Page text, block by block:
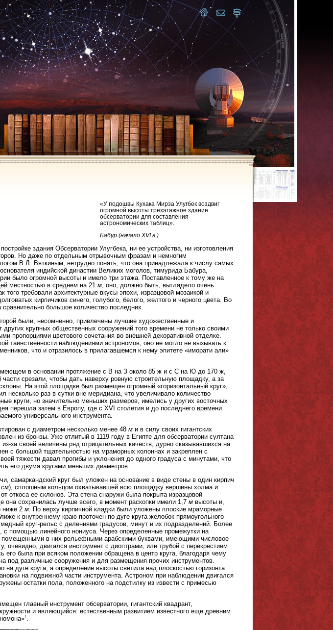
«У подошвы Кухака Мирза Улугбек воздвиг
огромной высоты трехэтажное здание
обсерватории для составления
астрономических таблиц».
Бабур (начало XVI в.).
здания Обсерватории Улугбека, ни ее устройства, ни изготовления
Но даже по отдельным отрывочным фразам и немногим
В.Л. Вяткиным, нетрудно понять, что она принадлежала к числу самых
индийской династии Великих моголов, тимурида Бабура,
было огромной высоты и имело три этажа. Поставленное к тому же на
местностью в среднем на 21 м, оно, должно быть, выглядело очень
требовали архитектурные вкусы эпохи, изразцовой мозаикой и
кирпичиков синего, голубого, белого, желтого и черного цвета. Во
большое количество последних.
были, несомненно, привлечены лучшие художественные и
крупных общественных сооружений того времени не только своими
пропорциями цветового сочетания во внешней декоративной отделке.
таинственности наблюдениями астрономов, оно не могло не вызывать к
что и отразилось в прилагавшемся к нему эпитете «иморати али»
в основании протяжение с В на З около 85 ж и с С на Ю до 170 ж,
срезали, чтобы дать наверху ровную строительную площадку, а за
На этой площадке был размещен огромный «горизонтальный круг»,
несколько раз в сутки вне меридиана, что увеличивало количество
круги, но значительно меньших размеров, имелись у других восточных
перешла затем в Европу, где с XVI столетия и до последнего времени
универсального инструмента.
с диаметром несколько менее 48 м и в силу своих гигантских
из бронзы. Уже отлитый в 1119 году в Египте для обсерватории султана
из-за своей величины ряд отрицательных качеств, дурно сказывавшихся на
с большой тщательностью на мраморных колоннах и закреплен с
тяжести давал прогибы и уклонения до одного градуса с минутами, что
его двумя кругами меньших диаметров.
самаркандский круг был уложен на основание в виде стены в один кирпич
см), сплошным кольцом охватывавшей всю площадку вершины холма и
откоса ее склонов. Эта стена снаружи была покрыта изразцовой
она сохранилась лучше всего, в момент раскопки имели 1,7 м высоты и,
ниже 2 м. По верху кирпичной кладки были уложены плоские мраморные
к внутреннему краю проточен по дуге круга желобок прямоугольного
круг-рельс с делениями градусов, минут и их подразделений. Более
с помощью линейного нониуса. Через определенные промежутки на
в них рельефными арабскими буквами, имеющими числовое
очевидно, двигался инструмент с диоптрами, или трубой с перекрестием
его была при всяком положении обращена в центр круга, благодаря чему
под различные сооружения и для размещения прочих инструментов.
на дуге круга, а определение высоты светила над плоскостью горизонта
на подвижной части инструмента. Астроном при наблюдении двигался
остатки пола, положенного на подстилку из извести с примесью
главный инструмент обсерватории, гигантский квадрант,
и являющийся: естественным развитием известного еще древним
1.